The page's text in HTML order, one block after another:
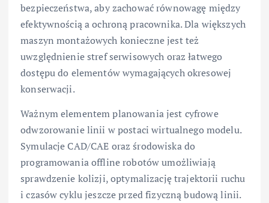
bezpieczeństwa, aby zachować równowagę między
efektywnością a ochroną pracownika. Dla większych
maszyn montażowych konieczne jest też
uwzględnienie stref serwisowych oraz łatwego
dostępu do elementów wymagających okresowej
konserwacji.
Ważnym elementem planowania jest cyfrowe
odwzorowanie linii w postaci wirtualnego modelu.
Symulacje CAD/CAE oraz środowiska do
programowania offline robotów umożliwiają
sprawdzenie kolizji, optymalizację trajektorii ruchu
i czasów cyklu jeszcze przed fizyczną budową linii.